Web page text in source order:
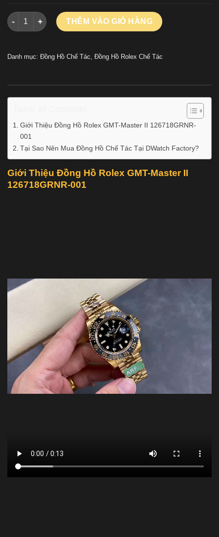
Đồng Hồ Rolex GMT-Master II 126718GRNR-001 Chế Tác Nhà
THÊM VÀO GIỎ HÀNG
Danh mục: Đồng Hồ Chế Tác Đồng Hồ Rolex Chế Tác
Giới Thiệu Đồng Hồ Rolex GMT-Master II 126718GRNR-
001
Tại Sao Nên Mua Đồng Hồ Chế Tác Tại DWatch Factory?
Giới Thiệu Đồng Hồ Rolex GMT-Master II
126718GRNR-001